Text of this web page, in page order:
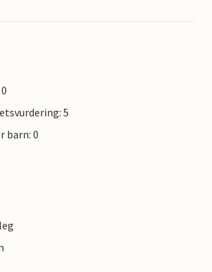
5
barn: 0